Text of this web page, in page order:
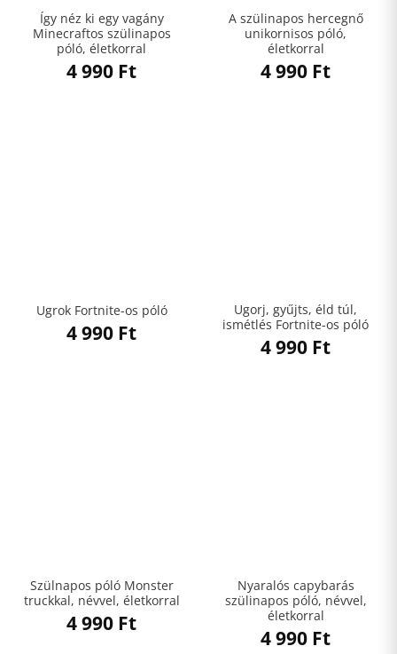
Így néz ki egy vagány
Minecraftos szülinapos
póló, életkorral
4 990 Ft
A szülinapos hercegnő
unikornisos póló,
életkorral
4 990 Ft
Ugrok Fortnite-os póló
4 990 Ft
Ugorj, gyűjts, éld túl,
ismétlés Fortnite-os póló
4 990 Ft
Szülnapos póló Monster
truckkal, névvel, életkorral
4 990 Ft
Nyaralós capybarás
szülinapos póló, névvel,
életkorral
4 990 Ft